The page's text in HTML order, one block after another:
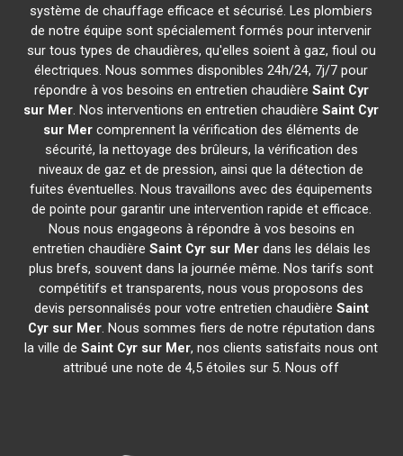
système de chauffage efficace et sécurisé. Les plombiers
de notre équipe sont spécialement formés pour intervenir
sur tous types de chaudières, qu'elles soient à gaz, fioul ou
électriques. Nous sommes disponibles 24h/24, 7j/7 pour
répondre à vos besoins en entretien chaudière Saint Cyr
sur Mer. Nos interventions en entretien chaudièreSaint Cyr
sur Mer comprennent la vérification des éléments de
sécurité, la nettoyage des brûleurs, la vérification des
niveaux de gaz et de pression, ainsi que la détection de
fuites éventuelles. Nous travaillons avec des équipements
de pointe pour garantir une intervention rapide et efficace.
Nous nous engageons à répondre à vos besoins en
entretien chaudière Saint Cyr sur Merdans les délais les
plus brefs, souvent dans la journée même. Nos tarifs sont
compétitifs et transparents, nous vous proposons des
devis personnalisés pour votre entretien chaudière Saint
Cyr sur Mer. Nous sommes fiers de notre réputation dans
la ville deSaint Cyr sur Mer, nos clients satisfaits nous ont
attribué une note de 4,5 étoiles sur 5. Nous off